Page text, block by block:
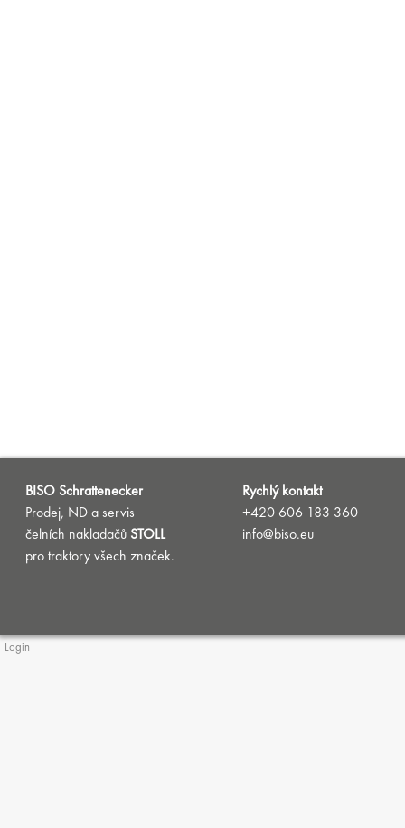
BISO Schrattenecker
Prodej, ND a servis
čelních nakladačů STOLL
pro traktory všech značek.
Rychlý kontakt
+420 606 183 360
info@biso.eu
Login